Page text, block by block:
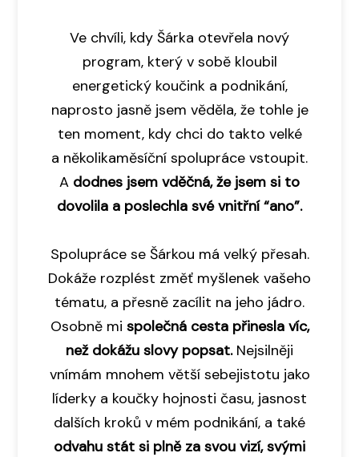
Ve chvíli, kdy Šárka otevřela nový
program, který v sobě kloubil
energetický koučink a podnikání,
naprosto jasně jsem věděla, že tohle je
ten moment, kdy chci do takto velké
a několikaměsíční spolupráce vstoupit.
A dodnes jsem vděčná, že jsem si to
dovolila a poslechla své vnitřní “ano”.
Spolupráce se Šárkou má velký přesah.
Dokáže rozplést změť myšlenek vašeho
tématu, a přesně zacílit na jeho jádro.
Osobně mi společná cesta přinesla víc,
než dokážu slovy popsat.Nejsilněji
vnímám mnohem větší sebejistotu jako
líderky a koučky hojnosti času, jasnost
dalších kroků v mém podnikání, a také
odvahu stát si plně za svou vizí, svými